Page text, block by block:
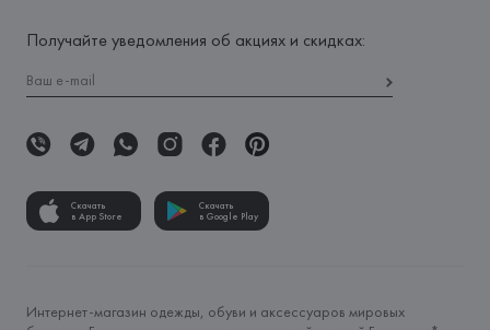
Получайте уведомления об акциях и скидках:
Скачать
в App Store
Скачать
в Google Play
Интернет-магазин одежды, обуви и аксессуаров мировых